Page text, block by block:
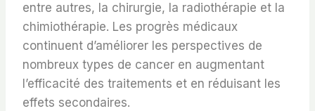
entre autres, la chirurgie, la radiothérapie et la
chimiothérapie. Les progrès médicaux
continuent d’améliorer les perspectives de
nombreux types de cancer en augmentant
l’efficacité des traitements et en réduisant les
effets secondaires.